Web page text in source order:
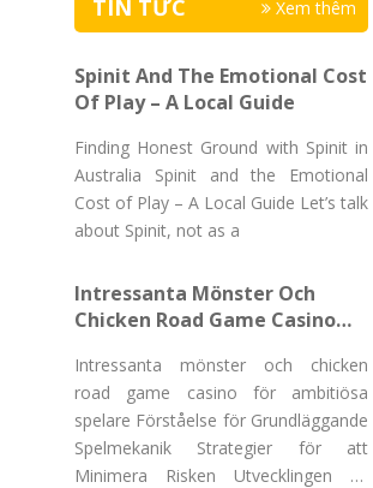
TIN TỨC Xem thêm
Spinit And The Emotional Cost
Of Play – A Local Guide
Finding Honest Ground with Spinit in
Australia Spinit and the Emotional
Cost of Play – A Local Guide Let’s talk
about Spinit, not as a
Intressanta Mönster Och
Chicken Road Game Casino
Intressanta mönster och chicken
road game casino för ambitiösa
spelare Förståelse för Grundläggande
Spelmekanik Strategier för att
Minimera Risken Utvecklingen av